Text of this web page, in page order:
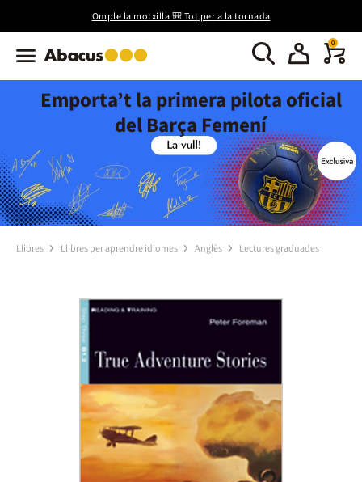
Omple la motxilla 🎒 Tot per a la tornada
0
Emporta’t la primera pilota oficial
del Barça Femení
Llibres Llibres per aprendre idiomes Anglès Lectures graduades